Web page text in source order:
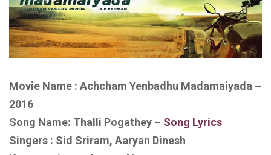
Movie Name : Achcham Yenbadhu Madamaiyada –
2016
Song Name: Thalli Pogathey – Song Lyrics
Singers : Sid Sriram, Aaryan Dinesh